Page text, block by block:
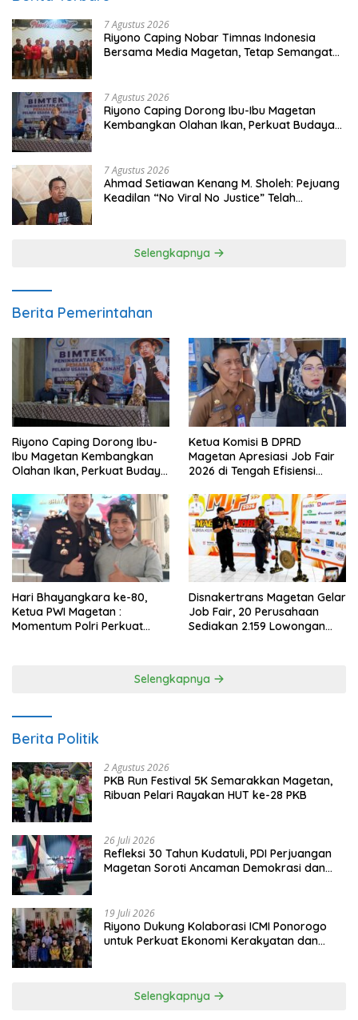
7 Agustus 2026
Riyono Caping Nobar Timnas Indonesia
Bersama Media Magetan, Tetap Semangat
7 Agustus 2026
Riyono Caping Dorong Ibu-Ibu Magetan
Kembangkan Olahan Ikan, Perkuat Budaya
7 Agustus 2026
Ahmad Setiawan Kenang M. Sholeh: Pejuang
Keadilan “No Viral No Justice” Telah
Selengkapnya
Berita Pemerintahan
Riyono Caping Dorong Ibu-
Ibu Magetan Kembangkan
Olahan Ikan, Perkuat Budaya
Ketua Komisi B DPRD
Magetan Apresiasi Job Fair
2026 di Tengah Efisiensi
Hari Bhayangkara ke-80,
Ketua PWI Magetan :
Momentum Polri Perkuat
Disnakertrans Magetan Gelar
Job Fair, 20 Perusahaan
Sediakan 2.159 Lowongan
Selengkapnya
Berita Politik
2 Agustus 2026
PKB Run Festival 5K Semarakkan Magetan,
Ribuan Pelari Rayakan HUT ke-28 PKB
26 Juli 2026
Refleksi 30 Tahun Kudatuli, PDI Perjuangan
Magetan Soroti Ancaman Demokrasi dan
19 Juli 2026
Riyono Dukung Kolaborasi ICMI Ponorogo
untuk Perkuat Ekonomi Kerakyatan dan
Selengkapnya